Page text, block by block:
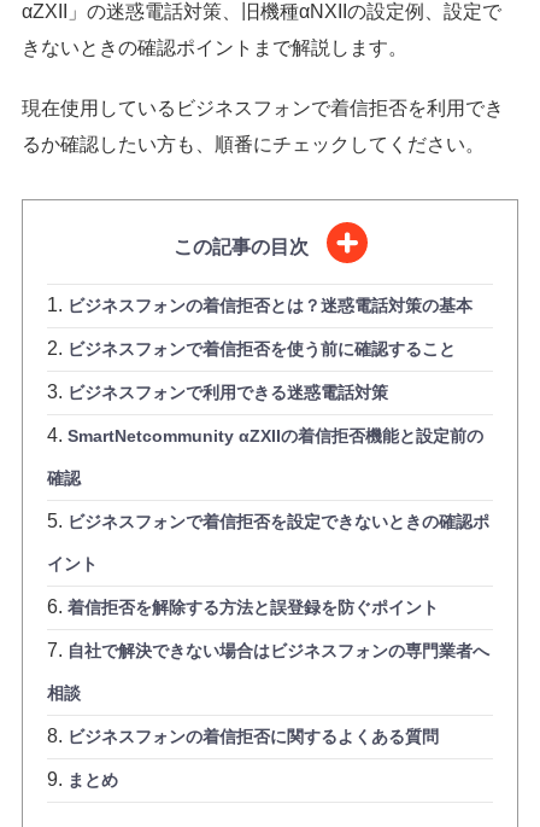
αZXII」の迷惑電話対策、旧機種αNXIIの設定例、設定で
きないときの確認ポイントまで解説します。
現在使用しているビジネスフォンで着信拒否を利用でき
るか確認したい方も、順番にチェックしてください。
この記事の目次
ビジネスフォンの着信拒否とは？迷惑電話対策の基本
ビジネスフォンで着信拒否を使う前に確認すること
ビジネスフォンで利用できる迷惑電話対策
SmartNetcommunity αZXIIの着信拒否機能と設定前の
確認
ビジネスフォンで着信拒否を設定できないときの確認ポ
イント
着信拒否を解除する方法と誤登録を防ぐポイント
自社で解決できない場合はビジネスフォンの専門業者へ
相談
ビジネスフォンの着信拒否に関するよくある質問
まとめ